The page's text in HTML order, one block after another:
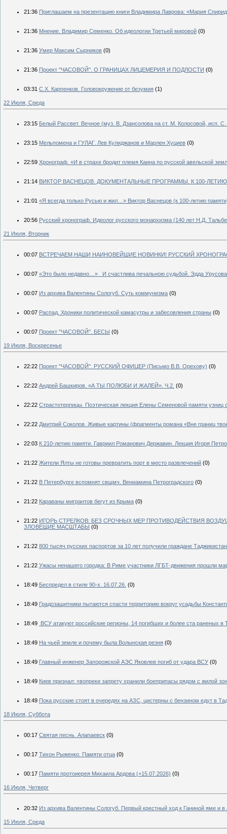
21:36 Приглашаем на презентацию книги Владимира Лаврова: «Мария
21:36 Мнение. Владимир Семенко. Об идеологии Третьей мировой (0)
21:36 Умер Максим Сырников (0)
21:36 Проект "ЧАСОВОЙ". О ГРАНИЦАХ ЛИЦЕМЕРИЯ И ПОДЛОСТИ (0)
03:31 С.Х. Карпенков. Головокружение от безумия (1)
22 Июля, Среда
23:15 Белый Рассвет. Вечное (муз. В. Дзансолова на ст. М. Колосовой, исп.
23:15 Мельпомена и ГУЛАГ. Лев Кулиджанов и Марлен Хуциев (0)
22:59 Хронограф. «И в страхе бродит племя Каина по русской авельской
21:14 ВИКТОР ВАСНЕЦОВ. ДОКУМЕНТАЛЬНЫЕ ПРОГРАММЫ. К 100-
21:01 «Я всегда только Русью и жил…» Виктор Васнецов (к 100-летию
20:56 Русский хронограф. Идеолог русского монархизма (140 лет Н.Д.
21 Июля, Вторник
00:07 ВСТРЕЧАЕМ НАШИ НАИНОВЕЙШИЕ НОВИНКИ! РУССКИЙ
00:07 «Это было недавно…»_ И счастлива печальною судьбой. Эдда Урусова
00:07 Из архива Валентины Сологуб. Суть коммунизма (0)
00:07 Распад. Хроники политической камасутры и забесовления страны (0)
00:07 Проект "ЧАСОВОЙ". БЕСЫ (0)
19 Июля, Воскресенье
22:22 Проект "ЧАСОВОЙ". РУССКИЙ ОФИЦЕР (Письмо В.В. Орехову) (0)
22:22 Андрей Башкиров. «А ТЫ ПОЛЮБИ И ЖАЛЕЙ». Ч.2. (0)
22:22 Страстотерпицы. Поэтическая лекция Елены Семеновой памяти узниц
22:22 Дмитрий Соколов. Живые картины (фрагменты романа «Вне границ
22:03 К 210-летию памяти. Гавриил Романович Державин. Лекция Игоря
21:22 Жители Ялты не готовы превратить порт в место развлечений (0)
21:22 В Петербурге вспомнят свщмч. Вениамина Петроградского (0)
21:22 Караваны мигрантов бегут из Крыма (0)
21:22 ИГОРЬ СТРЕЛКОВ: БЕЗ СРОЧНЫХ МЕР ПРОТИВОДЕЙСТВИЯ
ЗЛОВЕЩИЕ МАСШТАБЫ (0)
21:22 800 тысяч русских паспортов за 10 лет получили граждане
21:22 Ужасы ненашего городка: В Риме участники ЛГБТ-движения прошли
18:49 Беспредел в стиле 90-х. 16.07.26. (0)
18:49 Градозащитники пытаются спасти территорию вокруг усадьбы
18:49 ВСУ атакуют российские регионы, 14 погибших и более ста раненых
18:49 На чьей земле и почему была Волынская резня (0)
18:49 Главный инженер Запорожской АЭС Яковлев погиб от удара ВСУ (0)
18:49 Киев признал: «вопреки запрету хранили боеприпасы рядом с жилой
18:49 Пока русские стоят в очередях на АЗС, цистерны с бензином едут в
18 Июля, Суббота
00:17 Святая песнь. Алапаевск (0)
00:17 Тихон Рыженко. Памяти отца (0)
00:17 Памяти протоиерея Михаила Ардова (+15.07.2026) (0)
16 Июля, Четверг
20:32 Из архива Валентины Сологуб. Первый крестный ход к Ганиной яме и
15 Июля, Среда